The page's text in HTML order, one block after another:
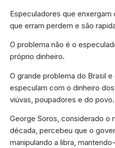
Especuladores que enxergam
que erram perdem e são
O problema não é o
próprio dinheiro.
O grande problema do Brasil
especulam com o dinheiro
viúvas, poupadores e do povo.
George Soros, considerado o
década, percebeu que o
manipulando a libra,